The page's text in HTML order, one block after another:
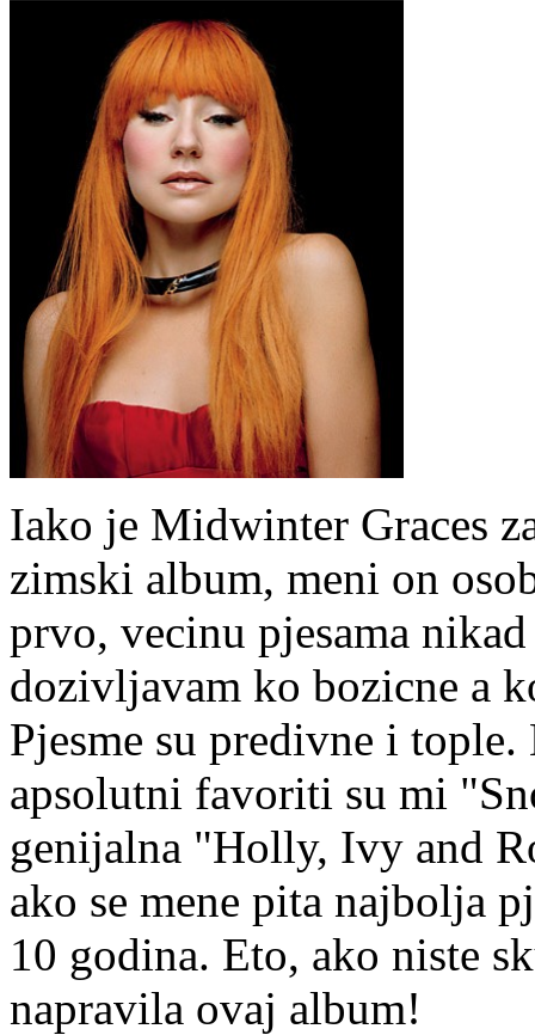
Iako je Midwinter Graces
zimski album, meni on
prvo, vecinu pjesama
dozivljavam ko bozicne a
Pjesme su predivne i tople.
apsolutni favoriti su mi
genijalna "Holly, Ivy and
ako se mene pita najbolja
10 godina. Eto, ako niste
napravila ovaj album!